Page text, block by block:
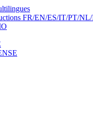
FR/EN/ES/IT/PT/